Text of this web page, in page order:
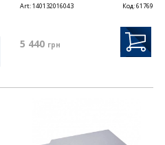
Art:140132016043 Код:61769
5 440 грн